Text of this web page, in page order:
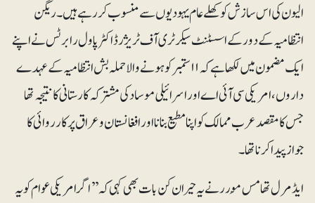
الیون کی اس سازش کو کھلے عام یہودیوں سے منسوب کر رہے ہیں۔ ریگن
انتظامیہ کے دور کے اسسٹنٹ سیکرٹری آف ٹریژر ڈاکٹر پاول رابرٹس نے اپنے
ایک مضمون میں لکھا ہے کہ ۱۱ستمبر کو ہونے والا حملہ بش انتظامیہ کے عہدے
داروں، امریکی سی آئی اے اور اسرائیلی موساد کی مشترکہ کارستانی کا نتیجہ تھا
جس کا مقصد عرب ممالک کو اپنا مطیع بنانا اور افغانستان و عراق پر کارروائی کا
جواز پیدا کرنا تھا۔
ایڈمرل تھامس مُورر نے یہ حیران کن بات بھی کہی کہ ’’اگر امریکی عوام کو یہ